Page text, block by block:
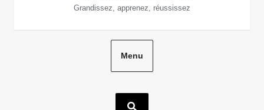
Grandissez, apprenez, réussissez
Menu